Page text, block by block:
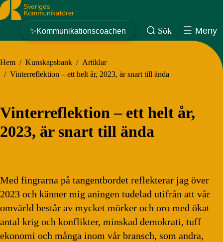
Sveriges Kommunikatörer
✨Kommunikationscoachen Sök Meny
Hem / Kunskapsbank / Artiklar
/ Vinterreflektion – ett helt år, 2023, är snart till ända
Vinterreflektion – ett helt år,
2023, är snart till ända
Med fingrarna på tangentbordet reflekterar jag över
2023 och känner mig aningen tudelad utifrån att vår
omvärld består av mycket mörker och oro med ökat
antal krig och konflikter, minskad demokrati, tuff
ekonomi och många inom vår bransch, som andra,